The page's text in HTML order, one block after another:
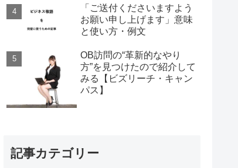
「ご送付くださいますよう
お願い申し上げます」意味
と使い方・例文
OB訪問の“革新的なやり
方”を見つけたので紹介して
みる【ビズリーチ・キャン
パス】
記事カテゴリー